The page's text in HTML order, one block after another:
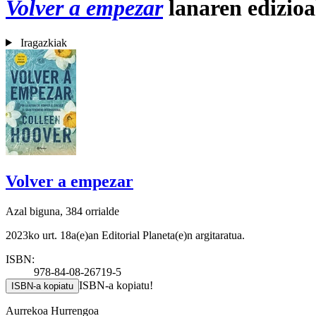
Volver a empezarlanaren
Iragazkiak
Volver a empezar
Azal biguna, 384 orrialde
2023ko urt. 18a(e)an Editorial Planeta(e)n argitaratua.
ISBN:
978-84-08-26719-5
ISBN-a kopiatu ISBN-a kopiatu!
Aurrekoa Hurrengoa